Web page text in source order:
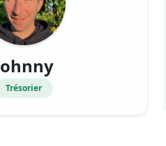
Trésorier